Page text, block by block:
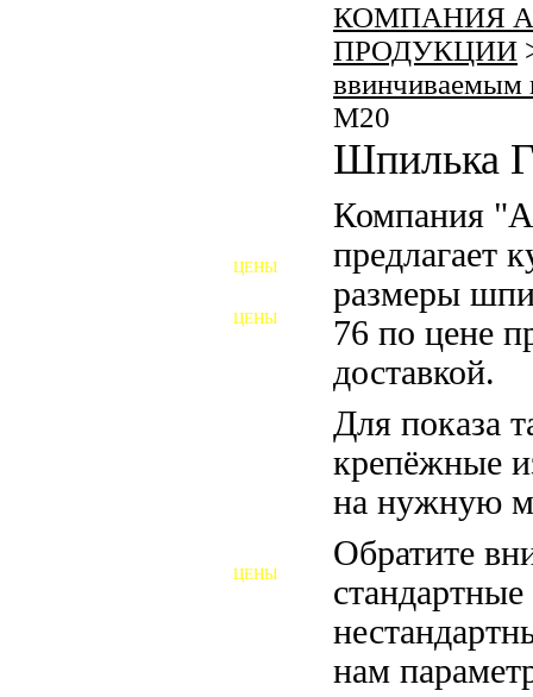
КОМПАНИЯ
ПРОДУКЦИИ
M20
Шпилька
Компания
предлагает
размеры
76 по цене
доставкой.
Для показа
крепёжные
на нужную
Обратите
нам
ЦЕНЫ
ЦЕНЫ
ШАЙБЫ ФУНДАМЕНТНЫЕ
ЦЕНЫ